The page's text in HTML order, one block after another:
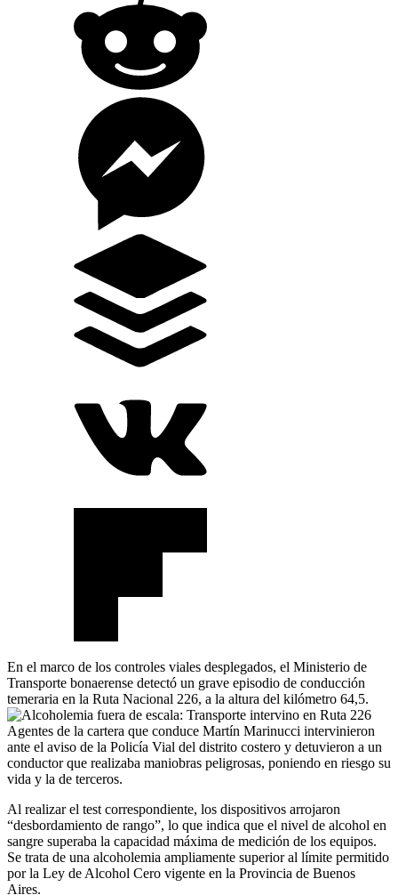
En el marco de los controles viales desplegados, el Ministerio de
Transporte bonaerense detectó un grave episodio de conducción
temeraria en la Ruta Nacional 226, a la altura del kilómetro 64,5.
Agentes de la cartera que conduce Martín Marinucci intervinieron
ante el aviso de la Policía Vial del distrito costero y detuvieron a un
conductor que realizaba maniobras peligrosas, poniendo en riesgo su
vida y la de terceros.
Al realizar el test correspondiente, los dispositivos arrojaron
“desbordamiento de rango”, lo que indica que el nivel de alcohol en
sangre superaba la capacidad máxima de medición de los equipos.
Se trata de una alcoholemia ampliamente superior al límite permitido
por la Ley de Alcohol Cero vigente en la Provincia de Buenos
Aires.